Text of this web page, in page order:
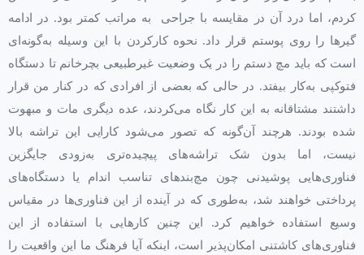
کردم، اما درد آن در مقایسه با جراحی به مراتب کمتر بود. در ادامه
گیرها را روی پوستم قرار داد. نحوه کارکردن با این وسیله به‌گونه‌ای
است که باید مچ دستم را در یک وضعیت غیرطبیعی بچرخانم تا دستگاه
فتوکپی به‌کار بیفتد. در حالی که بعضی از افرادی که در کنار من قرار
داشتند مشتاقانه به این کار نگاه می‌کردند، عده دیگری مات و مبهوت
شده بودند. هرچند آن‌گونه که تصور می‌شود کارایی این تراشه بالا
نیست، اما بدون شک تراشه‌‌های پیچیده‌تری به‌زودی جایگزین
فناوری‌هایی پوشیدنی چون مچ‌بندهای تناسب اندام یا دستگاه‌‌های
پرداختی خواهند شد، به‌طوری که در آینده از این فناوری‌ها در مقیاس
وسیع استفاده خواهیم کرد. این چنین کارهایی با استفاده از این
فناوری‌های کاشتنی امکان‌پذیر است، اینکه آیا فرهنگ ما این واقعیت را